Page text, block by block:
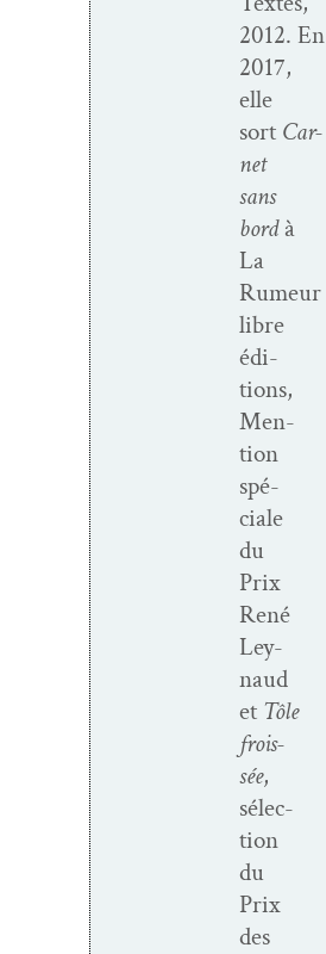
2012. En
2017,
elle
sort Car­
net
sans
bord à
La
Rumeur
libre
édi­
tions,
Men­
tion
spé­
ciale
du
Prix
René
Ley­
naud
et Tôle
frois­
sée,
sélec­
tion
du
Prix
des